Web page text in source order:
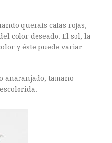
querais calas rojas,
color deseado. El sol, la
y éste puede variar
anaranjado, tamaño